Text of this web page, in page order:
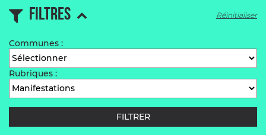
Filtres Réinitialiser
Communes :
Rubriques :
FILTRER